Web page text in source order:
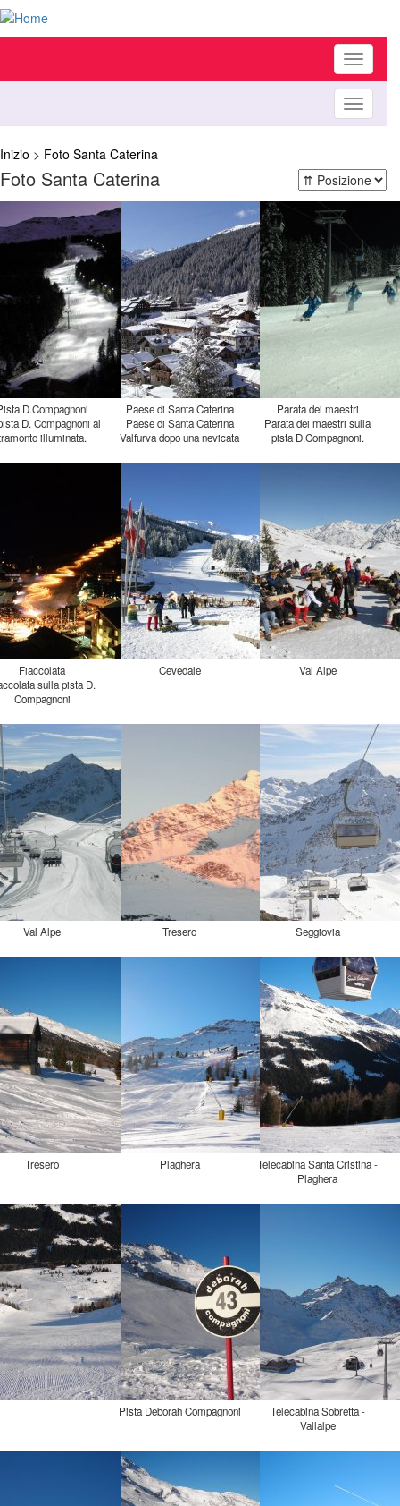
Toggle
Toggle
Inizio > Foto Santa Caterina
Foto Santa Caterina
D.Compagnoni
D. Compagnoni al
illuminata.
Paese di Santa Caterina
Paese di Santa Caterina
Valfurva dopo una nevicata
Parata dei maestri
Parata dei maestri sulla
pista D.Compagnoni.
Fiaccolata
sulla pista D.
Compagnoni
Cevedale Val Alpe
Val Alpe Tresero Seggiovia
Tresero Plaghera
Telecabina Santa Cristina -
Plaghera
Pista Deborah Compagnoni
Telecabina Sobretta -
Vallalpe